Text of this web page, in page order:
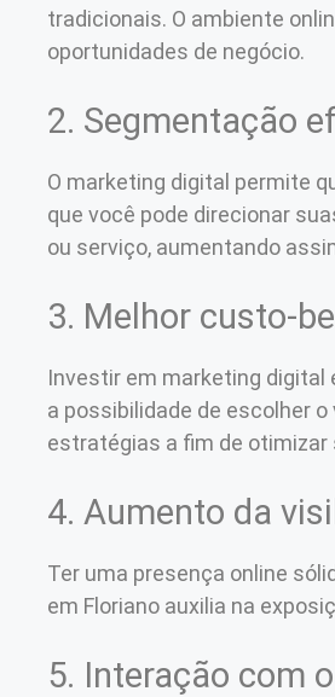
tradicionais. O ambiente
oportunidades de negócio.
2. Segmentação
O marketing digital permite
que você pode direcionar
ou serviço, aumentando
3. Melhor custo-
Investir em marketing digital
a possibilidade de escolher
estratégias a fim de
4. Aumento da
Ter uma presença online
em Floriano auxilia na
5. Interação com